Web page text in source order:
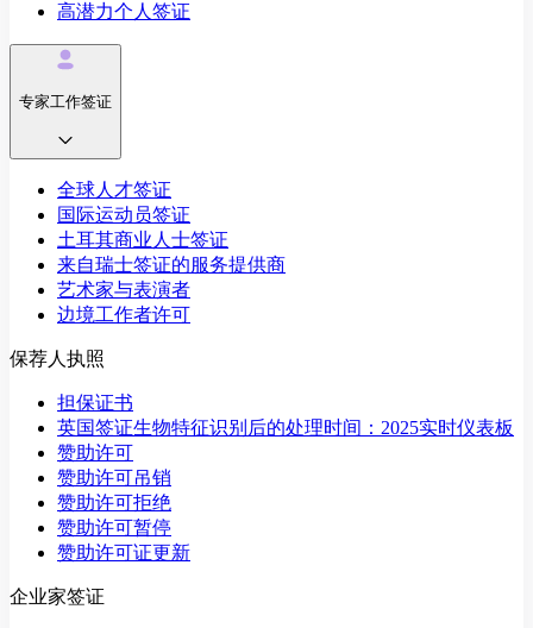
高潜力个人签证
专家工作签证
全球人才签证
国际运动员签证
土耳其商业人士签证
来自瑞士签证的服务提供商
艺术家与表演者
边境工作者许可
保荐人执照
担保证书
英国签证生物特征识别后的处理时间：2025实时仪表板
赞助许可
赞助许可吊销
赞助许可拒绝
赞助许可暂停
赞助许可证更新
企业家签证